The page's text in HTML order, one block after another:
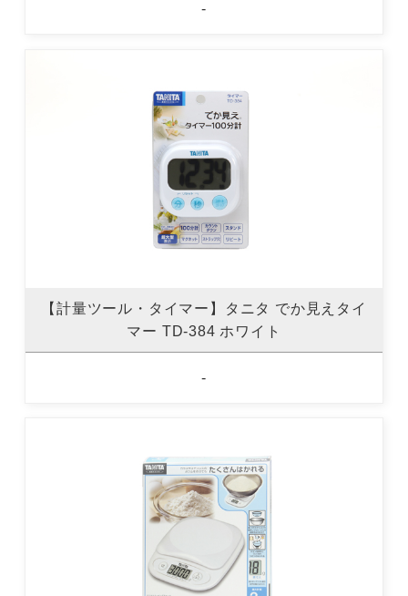
-
【計量ツール・タイマー】タニタ でか見えタイ
マー TD-384 ホワイト
-